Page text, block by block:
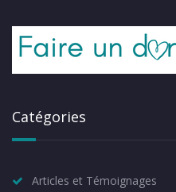
Catégories
Articles et Témoignages